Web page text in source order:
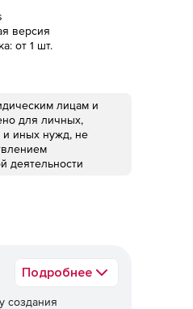
версия
от 1 шт.
лицам и
для личных,
иных нужд, не
деятельности
Подробнее
создания